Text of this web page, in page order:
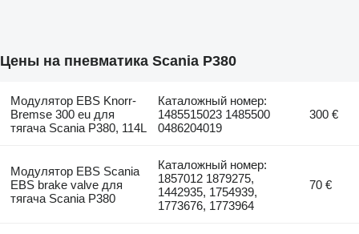
Цены на пневматика Scania P380
Модулятор EBS Knorr-
Bremse 300 eu для
тягача Scania P380, 114L
Каталожный номер:
1485515023 1485500
0486204019
300 €
Модулятор EBS Scania
EBS brake valve для
тягача Scania P380
Каталожный номер:
1857012 1879275,
1442935, 1754939,
1773676, 1773964
70 €